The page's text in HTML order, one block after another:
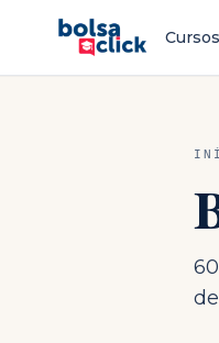
Cursos